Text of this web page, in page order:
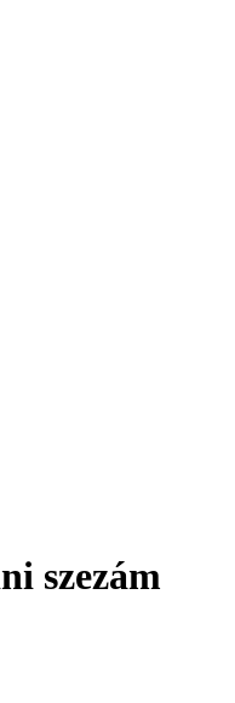
szezám